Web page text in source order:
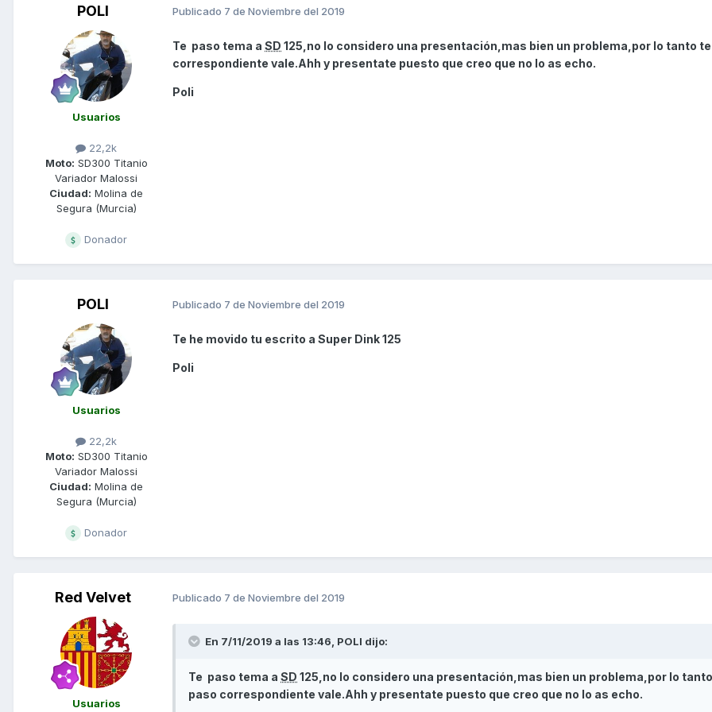
POLI
Usuarios
22,2k
Moto: SD300 Titanio
Variador Malossi
Ciudad: Molina de
Segura (Murcia)
Donador
Publicado 7 de Noviembre del 2019
Te paso tema a SD 125,no lo considero una presentación,mas bien un problema,por lo tanto
correspondiente vale.Ahh y presentate puesto que creo que no lo as echo.
Poli
POLI
Usuarios
22,2k
Moto: SD300 Titanio
Variador Malossi
Ciudad: Molina de
Segura (Murcia)
Donador
Publicado 7 de Noviembre del 2019
Te he movido tu escrito a Super Dink 125
Poli
Red Velvet
Usuarios
Publicado 7 de Noviembre del 2019
En 7/11/2019 a las 13:46, POLI dijo:
Te paso tema a SD 125,no lo considero una presentación,mas bien un problema,por lo
paso correspondiente vale.Ahh y presentate puesto que creo que no lo as echo.